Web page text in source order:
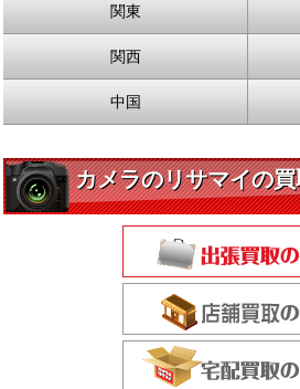
関東
関西
中国